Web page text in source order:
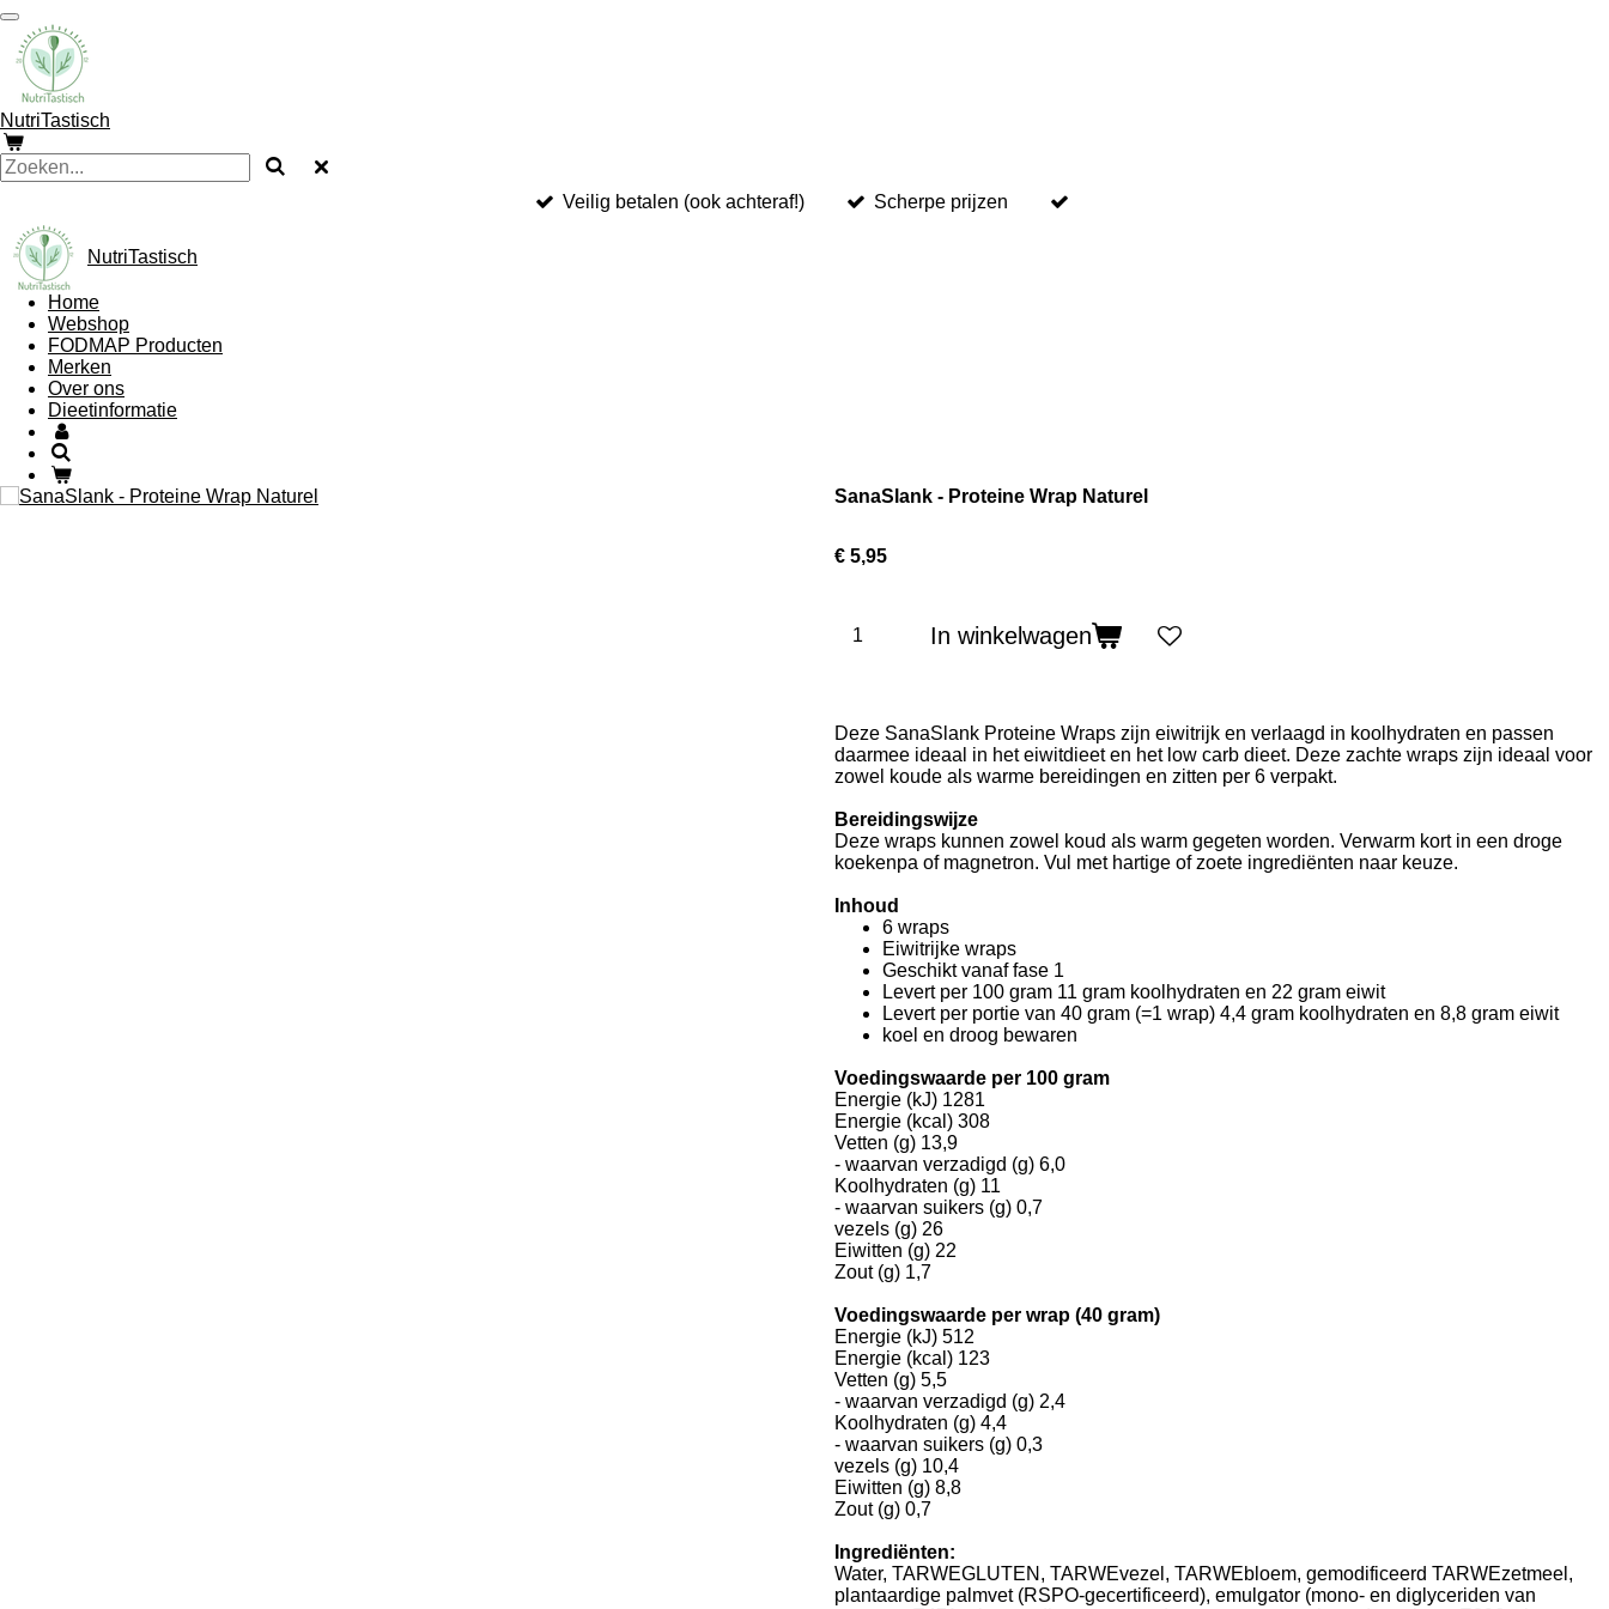
Ga
direct
naar
de
hoofdinhoud
NutriTastisch
Veilig betalen (ook achteraf!) Scherpe prijzen
NutriTastisch
Home
Webshop
FODMAP Producten
Merken
Over ons
Dieetinformatie
SanaSlank - Proteine Wrap Naturel
€ 5,95
In winkelwagen
Deze SanaSlank Proteine Wraps zijn eiwitrijk en verlaagd in koolhydraten en passen
daarmee ideaal in het eiwitdieet en het low carb dieet. Deze zachte wraps zijn ideaal voor
zowel koude als warme bereidingen en zitten per 6 verpakt.
Bereidingswijze
Deze wraps kunnen zowel koud als warm gegeten worden. Verwarm kort in een droge
koekenpa of magnetron. Vul met hartige of zoete ingrediënten naar keuze.
Inhoud
6 wraps
Eiwitrijke wraps
Geschikt vanaf fase 1
Levert per 100 gram 11 gram koolhydraten en 22 gram eiwit
Levert per portie van 40 gram (=1 wrap) 4,4 gram koolhydraten en 8,8 gram eiwit
koel en droog bewaren
Voedingswaarde per 100 gram
Energie (kJ) 1281
Energie (kcal) 308
Vetten (g) 13,9
- waarvan verzadigd (g) 6,0
Koolhydraten (g) 11
- waarvan suikers (g) 0,7
vezels (g) 26
Eiwitten (g) 22
Zout (g) 1,7
Voedingswaarde per wrap (40 gram)
Energie (kJ) 512
Energie (kcal) 123
Vetten (g) 5,5
- waarvan verzadigd (g) 2,4
Koolhydraten (g) 4,4
- waarvan suikers (g) 0,3
vezels (g) 10,4
Eiwitten (g) 8,8
Zout (g) 0,7
Ingrediënten:
Water, TARWEGLUTEN, TARWEvezel, TARWEbloem, gemodificeerd TARWEzetmeel,
plantaardige palmvet (RSPO-gecertificeerd), emulgator (mono- en diglyceriden van